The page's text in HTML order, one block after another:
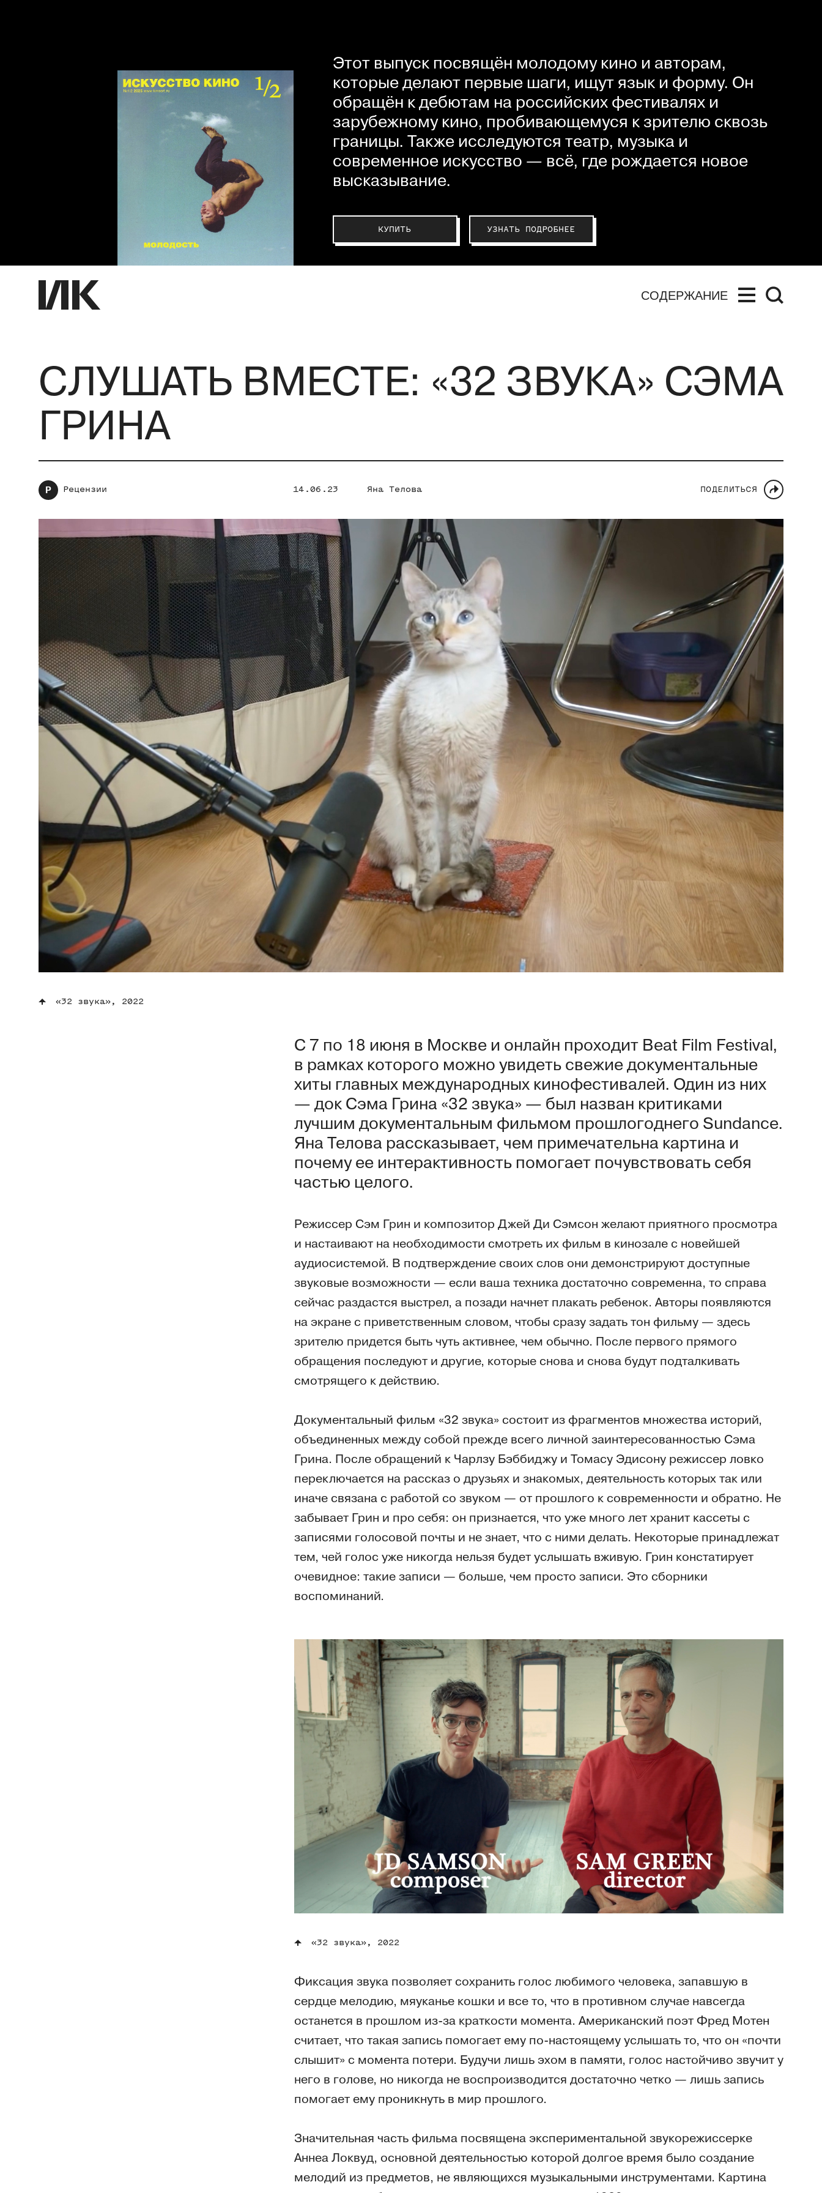
Этот выпуск посвящён молодому кино и авторам,
которые делают первые шаги, ищут язык и форму. Он
обращён к дебютам на российских фестивалях и
зарубежному кино, пробивающемуся к зрителю сквозь
границы. Также исследуются театр, музыка и
современное искусство — всё, где рождается новое
высказывание.
КУПИТЬ УЗНАТЬ ПОДРОБНЕЕ
СОДЕРЖАНИЕ
СЛУШАТЬ ВМЕСТЕ: «32 ЗВУКА» СЭМА
ГРИНА
Р Рецензии 14.06.23 Яна Телова ПОДЕЛИТЬСЯ
«32 звука», 2022
С 7 по 18 июня в Москве и онлайн проходит Beat Film Festival,
в рамках которого можно увидеть свежие документальные
хиты главных международных кинофестивалей. Один из них
— док Сэма Грина «32 звука» — был назван критиками
лучшим документальным фильмом прошлогоднего Sundance.
Яна Телова рассказывает, чем примечательна картина и
почему ее интерактивность помогает почувствовать себя
частью целого.
Режиссер Сэм Грин и композитор Джей Ди Сэмсон желают приятного просмотра
и настаивают на необходимости смотреть их фильм в кинозале с новейшей
аудиосистемой. В подтверждение своих слов они демонстрируют доступные
звуковые возможности — если ваша техника достаточно современна, то справа
сейчас раздастся выстрел, а позади начнет плакать ребенок. Авторы появляются
на экране с приветственным словом, чтобы сразу задать тон фильму — здесь
зрителю придется быть чуть активнее, чем обычно. После первого прямого
обращения последуют и другие, которые снова и снова будут подталкивать
смотрящего к действию.
Документальный фильм «32 звука» состоит из фрагментов множества историй,
объединенных между собой прежде всего личной заинтересованностью Сэма
Грина. После обращений к Чарлзу Бэббиджу и Томасу Эдисону режиссер ловко
переключается на рассказ о друзьях и знакомых, деятельность которых так или
иначе связана с работой со звуком — от прошлого к современности и обратно. Не
забывает Грин и про себя: он признается, что уже много лет хранит кассеты с
записями голосовой почты и не знает, что с ними делать. Некоторые принадлежат
тем, чей голос уже никогда нельзя будет услышать вживую. Грин констатирует
очевидное: такие записи — больше, чем просто записи. Это сборники
воспоминаний.
«32 звука», 2022
Фиксация звука позволяет сохранить голос любимого человека, запавшую в
сердце мелодию, мяуканье кошки и все то, что в противном случае навсегда
останется в прошлом из-за краткости момента. Американский поэт Фред Мотен
считает, что такая запись помогает ему по-настоящему услышать то, что он «почти
слышит» с момента потери. Будучи лишь эхом в памяти, голос настойчиво звучит у
него в голове, но никогда не воспроизводится достаточно четко — лишь запись
помогает ему проникнуть в мир прошлого.
Значительная часть фильма посвящена экспериментальной звукорежиссерке
Аннеа Локвуд, основной деятельностью которой долгое время было создание
мелодий из предметов, не являющихся музыкальными инструментами. Картина